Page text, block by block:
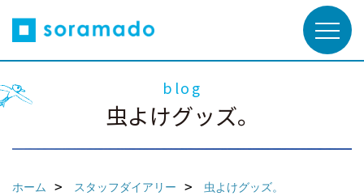
blog
虫よけグッズ。
ホーム スタッフダイアリー 虫よけグッズ。